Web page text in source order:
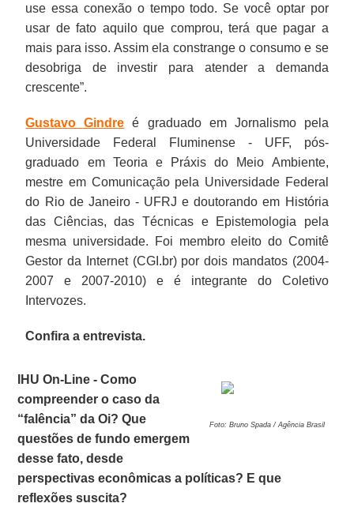
use essa conexão o tempo todo. Se você optar por
usar de fato aquilo que comprou, terá que pagar a
mais para isso. Assim ela constrange o consumo e se
desobriga de investir para atender a demanda
crescente”.
Gustavo Gindre é graduado em Jornalismo pela
Universidade Federal Fluminense - UFF, pós-
graduado em Teoria e Práxis do Meio Ambiente,
mestre em Comunicação pela Universidade Federal
do Rio de Janeiro - UFRJ e doutorando em História
das Ciências, das Técnicas e Epistemologia pela
mesma universidade. Foi membro eleito do Comitê
Gestor da Internet (CGI.br) por dois mandatos (2004-
2007 e 2007-2010) e é integrante do Coletivo
Intervozes.
Confira a entrevista.
Foto: Bruno Spada / Agência Brasil
IHU On-Line - Como
compreender o caso da
“falência” da Oi? Que
questões de fundo emergem
desse fato, desde
perspectivas econômicas a políticas? E que
reflexões suscita?